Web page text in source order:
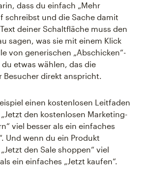
dass du einfach „Mehr
schreibst und die Sache damit
deiner Schaltfläche muss den
sagen, was sie mit einem Klick
von generischen „Abschicken“-
etwas wählen, das die
Besucher direkt anspricht.
einen kostenlosen Leitfaden
den kostenlosen Marketing-
viel besser als ein einfaches
Und wenn du ein Produkt
den Sale shoppen“ viel
ein einfaches „Jetzt kaufen“.